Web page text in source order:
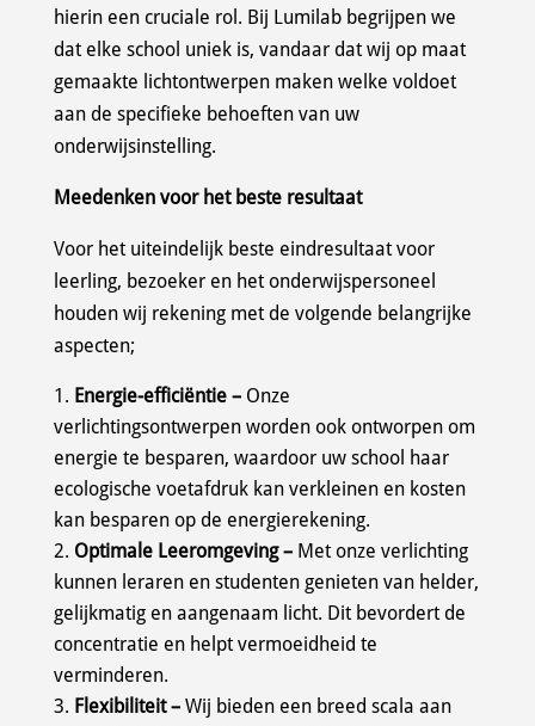
hierin een cruciale rol. Bij Lumilab begrijpen we
dat elke school uniek is, vandaar dat wij op maat
gemaakte lichtontwerpen maken welke voldoet
aan de specifieke behoeften van uw
onderwijsinstelling.
Meedenken voor het beste resultaat
Voor het uiteindelijk beste eindresultaat voor
leerling, bezoeker en het onderwijspersoneel
houden wij rekening met de volgende belangrijke
aspecten;
Energie-efficiëntie – Onze
verlichtingsontwerpen worden ook ontworpen om
energie te besparen, waardoor uw school haar
ecologische voetafdruk kan verkleinen en kosten
kan besparen op de energierekening.
Optimale Leeromgeving – Met onze verlichting
kunnen leraren en studenten genieten van helder,
gelijkmatig en aangenaam licht. Dit bevordert de
concentratie en helpt vermoeidheid te
verminderen.
Flexibiliteit – Wij bieden een breed scala aan